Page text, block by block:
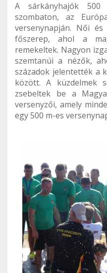
A sárkányhajók 500
szombaton, az
versenynapján. Női
főszerep, ahol a
remekeltek. Nagyon
szemtanúi a nézők,
századok jelentették a
között. A küzdelmek
zsebeltek be a
versenyzői, amely
egy 500 m-es